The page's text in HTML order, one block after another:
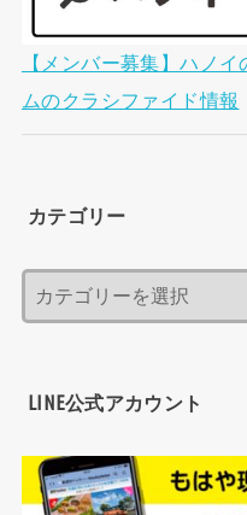
【メンバー募集】ハノ
ムのクラシファイド情報
カテゴリー
LINE公式アカウント